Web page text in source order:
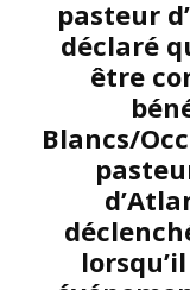
pasteur
déclaré
être
Blancs/